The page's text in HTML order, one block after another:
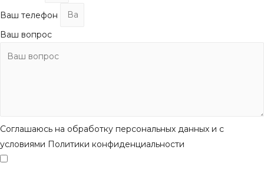
Ваш телефон
Ваш вопрос
Соглашаюсь на обработку персональных данных и с
условиями Политики конфиденциальности